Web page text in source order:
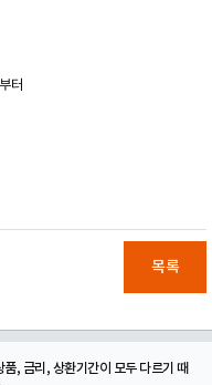
터
목록
, 금리, 상환기간이 모두 다르기 때